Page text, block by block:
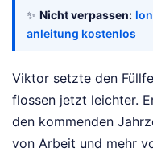
✨ Nicht verpassen:
anleitung kostenlos
Viktor setzte den
flossen jetzt leichter.
den kommenden
von Arbeit und mehr